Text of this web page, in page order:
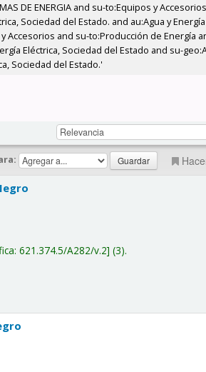
DE ENERGIA and su-to:Equipos y
Sociedad del Estado. and au:Agua y
Accesorios and su-to:Producción de Energía
Eléctrica, Sociedad del Estado and su-
Sociedad del Estado.'
621.374.5/A282/v.2 (3).